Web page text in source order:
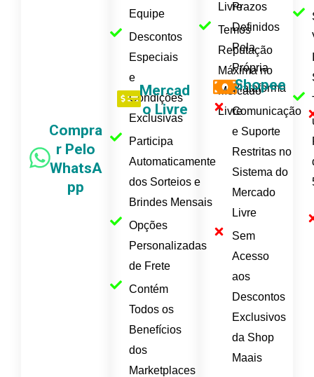
Compra
r Pelo
WhatsA
pp
Equipe
Descontos
Especiais
e
Condições
Exclusivas
Participa
Automaticamente
dos Sorteios e
Brindes Mensais
Opções
Personalizadas
de Frete
Contém
Todos os
Benefícios
dos
Marketplaces
Mercad
o Livre
Livre
Temos
Reputação
Máxima no
Mercado
Livre
Prazos
Definidos
Pela
Própria
Plataforma
Comunicação
e Suporte
Restritas no
Sistema do
Mercado
Livre
Sem
Acesso
aos
Descontos
Exclusivos
da Shop
Maais
Shopee